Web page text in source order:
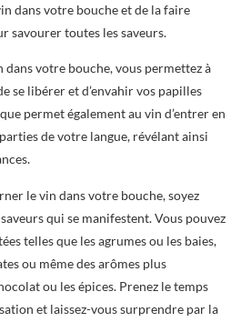
dans votre bouche et de la faire
savourer toutes les saveurs.
votre bouche, vous permettez à
se libérer et d’envahir vos papilles
permet également au vin d’entrer en
de votre langue, révélant ainsi
le vin dans votre bouche, soyez
qui se manifestent. Vous pouvez
telles que les agrumes ou les baies,
ou même des arômes plus
ou les épices. Prenez le temps
et laissez-vous surprendre par la